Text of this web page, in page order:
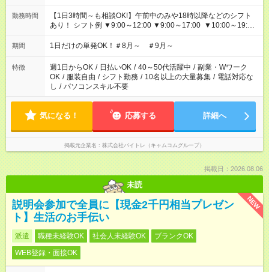
勤務時間
【1日3時間～も相談OK!】午前中のみや18時以降などのシフト
あり！ シフト例 ▼9:00～12:00 ▼9:00～17:00 ▼10:00～19:00
▼18:00～21:00
期間 1日だけの単発OK！＃8月～ ＃9月～
特徴 週1日からOK / 日払いOK / 40～50代活躍中 / 副業・Wワーク
OK / 服装自由 / シフト勤務 / 10名以上の大量募集 / 電話対応な
し / パソコンスキル不要
気になる！ 応募する 詳細へ
掲載元企業名 株式会社バイトレ（キャムコムグループ）
掲載日：2026.08.06
未読
NEW
説明会参加で全員に【現金2千円相当プレゼン
ト】生活のお手伝い
派遣 職種未経験OK 社会人未経験OK
ブランクOK
WEB登録・面接OK